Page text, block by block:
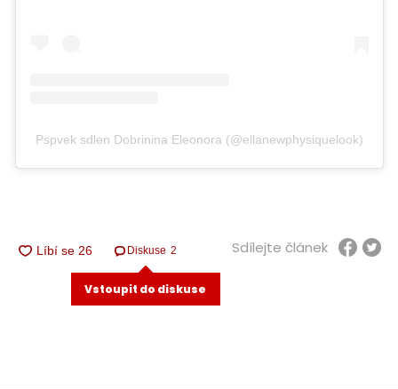
Pspvek sdlen Dobrinina Eleonora (@ellanewphysiquelook)
Diskuse 2
Vstoupit do diskuse
Sdílejte článek